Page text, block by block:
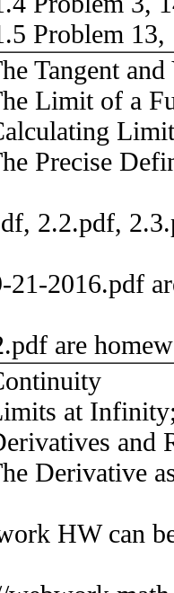
Problem
Tangent
Limit of a
Precise
2.2.pdf,
21-2016.pdf
are
at
and
Derivative
HW can